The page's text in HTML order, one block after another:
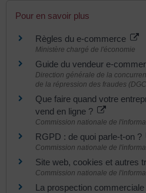
Pour en savoir plus
Règles du e-commerce
Ministère chargé de l'économie
Guide du vendeur e-
Direction générale de la
de la répression des fraudes
Que faire quand votre
vend en ligne ?
Commission nationale de
RGPD : de quoi parle-t-on ?
Commission nationale de
Site web, cookies et autres
Commission nationale de
La prospection